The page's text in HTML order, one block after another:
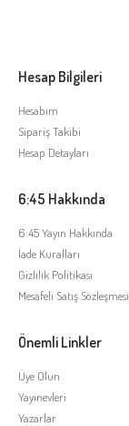
Hesap Bilgileri
Hesabım
Sipariş Takibi
Hesap Detayları
6:45 Hakkında
6:45 Yayın Hakkında
İade Kuralları
Gizlilik Politikası
Mesafeli Satış Sözleşmesi
Önemli Linkler
Üye Olun
Yayınevleri
Yazarlar